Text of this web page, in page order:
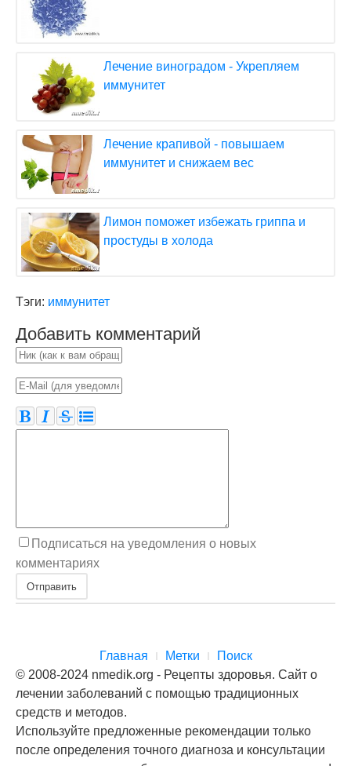
Лечение виноградом - Укрепляем
иммунитет
Лечение крапивой - повышаем
иммунитет и снижаем вес
Лимон поможет избежать гриппа и
простуды в холода
Тэги: иммунитет
Добавить комментарий
Подписаться на уведомления о новых
комментариях
Отправить
Главная Метки
Поиск
© 2008-2024 nmedik.org - Рецепты здоровья. Сайт о
лечении заболеваний с помощью традиционных
средств и методов.
Используйте предложенные рекомендации только
после определения точного диагноза и консультации